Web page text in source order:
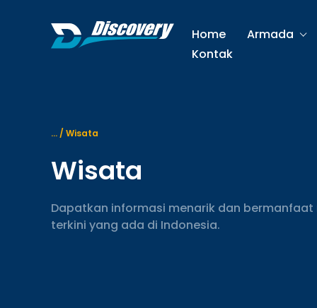
Home Armada
Kontak
... / Wisata
Wisata
Dapatkan informasi menarik dan
terkini yang ada di Indonesia.